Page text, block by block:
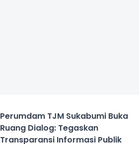
Perumdam TJM Sukabumi Buka
Ruang Dialog: Tegaskan
Transparansi Informasi Publik